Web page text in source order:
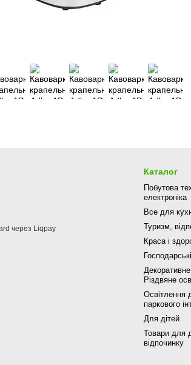
Каталог
Побутова
електроніка
Все для
Туризм,
Краса і
Різдвяне
Освітлення
паркового
Для дітей
Товари для
відпочинку